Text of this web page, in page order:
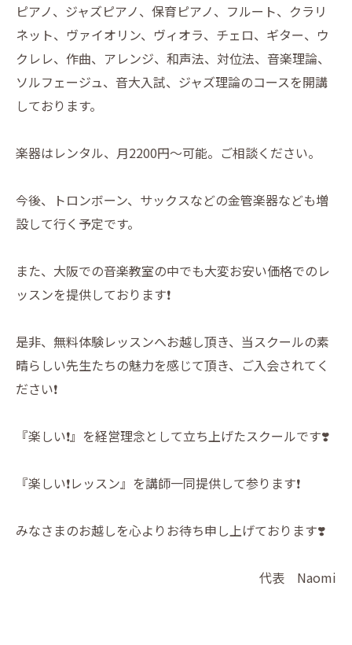
ピアノ、ジャズピアノ、保育ピアノ、フルート、クラリ
ネット、ヴァイオリン、ヴィオラ、チェロ、ギター、ウ
クレレ、作曲、アレンジ、和声法、対位法、音楽理論、
ソルフェージュ、音大入試、ジャズ理論のコースを開講
しております。
楽器はレンタル、月2200円〜可能。ご相談ください。
今後、トロンボーン、サックスなどの金管楽器なども増
設して行く予定です。
また、大阪での音楽教室の中でも大変お安い価格でのレ
ッスンを提供しております❗️
是非、無料体験レッスンへお越し頂き、当スクールの素
晴らしい先生たちの魅力を感じて頂き、ご入会されてく
ださい❗️
『楽しい❗️』を経営理念として立ち上げたスクールです❣️
『楽しい❗️レッスン』を講師一同提供して参ります❗️
みなさまのお越しを心よりお待ち申し上げております❣️
代表 Naomi